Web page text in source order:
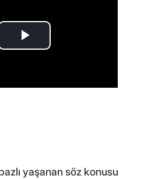
yaşanan söz konusu